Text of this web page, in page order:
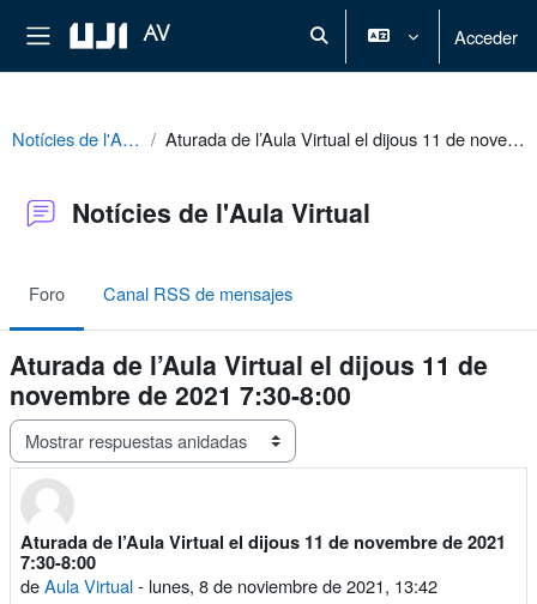
Panel lateral
AV Selector de búsqueda de
Acceder
Notícies de l'Aula Virtual Aturada de l’Aula Virtual el dijous 11 de novembre de 2021 7:30-8:00
Notícies de l'Aula Virtual
Foro Canal RSS de mensajes
Aturada de l’Aula Virtual el dijous 11 de
novembre de 2021 7:30-8:00
Mostrar modo
Aturada de l’Aula Virtual el dijous 11 de novembre de 2021
7:30-8:00
deAula Virtual- lunes, 8 de noviembre de 2021, 13:42
Número de respuestas: 0